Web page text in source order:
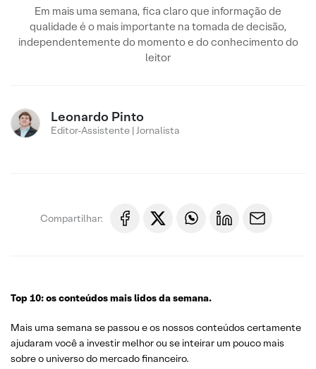
Em mais uma semana, fica claro que informação de
qualidade é o mais importante na tomada de decisão,
independentemente do momento e do conhecimento do
leitor
Leonardo Pinto
Editor-Assistente | Jornalista
Compartilhar:
Top 10: os conteúdos mais lidos da semana.
Mais uma semana se passou e os nossos conteúdos certamente
ajudaram você a investir melhor ou se inteirar um pouco mais
sobre o universo do mercado financeiro.